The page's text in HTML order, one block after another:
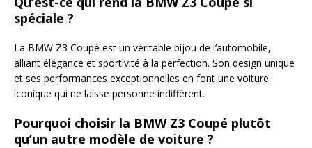
spéciale ?
La BMW Z3 Coupé est un véritable bijou de l’automobile,
alliant élégance et sportivité à la perfection. Son design unique
et ses performances exceptionnelles en font une voiture
iconique qui ne laisse personne indifférent.
Pourquoi choisir la BMW Z3 Coupé plutôt
qu’un autre modèle de voiture ?